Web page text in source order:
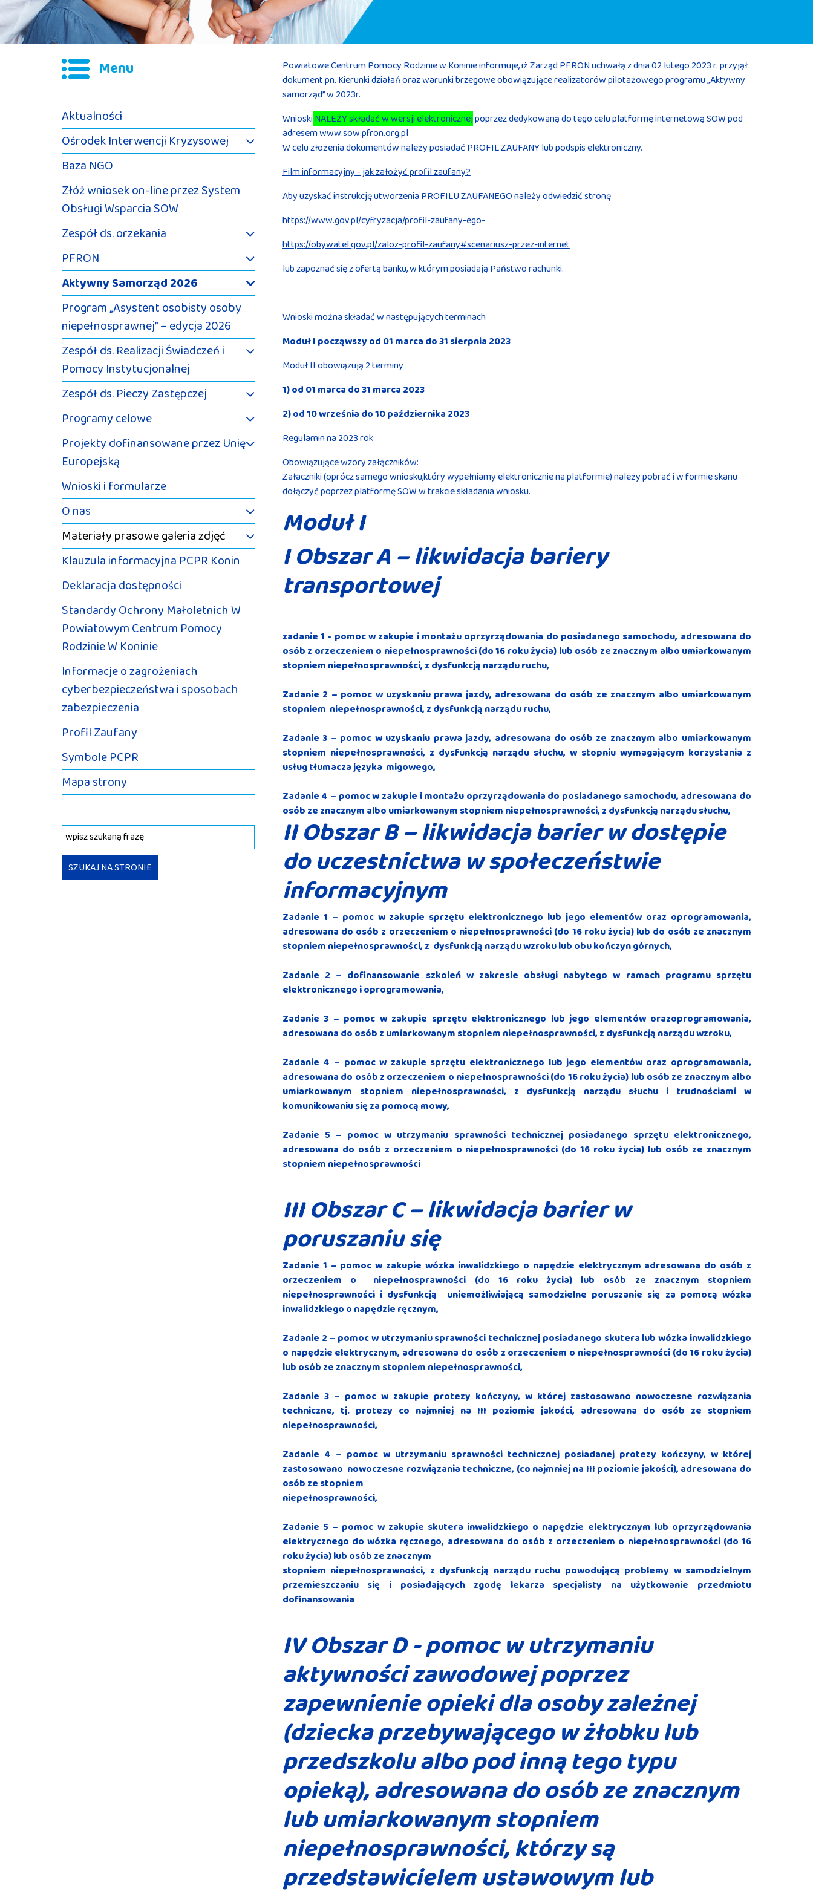
Menu
Aktualności
Ośrodek Interwencji Kryzysowej
Baza NGO
Złóż wniosek on-line przez System
Obsługi Wsparcia SOW
Zespół ds. orzekania
PFRON
Aktywny Samorząd 2026
Program „Asystent osobisty osoby
niepełnosprawnej” – edycja 2026
Zespół ds. Realizacji Świadczeń i
Pomocy Instytucjonalnej
Zespół ds. Pieczy Zastępczej
Programy celowe
Projekty dofinansowane przez Unię
Europejską
Wnioski i formularze
O nas
Materiały prasowe galeria zdjęć
Klauzula informacyjna PCPR Konin
Deklaracja dostępności
Standardy Ochrony Małoletnich W
Powiatowym Centrum Pomocy
Rodzinie W Koninie
Informacje o zagrożeniach
cyberbezpieczeństwa i sposobach
zabezpieczenia
Profil Zaufany
Symbole PCPR
Mapa strony
Wyszukiwana fraza
SZUKAJ NA STRONIE
Powiatowe Centrum Pomocy Rodzinie w Koninie informuje, iż Zarząd PFRON uchwałą z dnia 02 lutego 2023 r. przyjął
dokument pn. Kierunki działań oraz warunki brzegowe obowiązujące realizatorów pilotażowego programu „Aktywny
samorząd” w 2023r.
WnioskiNALEŻY składać w wersji elektronicznejpoprzez dedykowaną do tego celu platformę internetową SOW pod
adresemwww.sow.pfron.org.pl
W celu złożenia dokumentów należy posiadać PROFIL ZAUFANY lub podspis elektroniczny.
Film informacyjny - jak założyć profil zaufany?
Aby uzyskać instrukcję utworzenia PROFILU ZAUFANEGO należy odwiedzić stronę
https://www.gov.pl/cyfryzacja/profil-zaufany-ego-
https://obywatel.gov.pl/zaloz-profil-zaufany#scenariusz-przez-internet
lub zapoznać się z ofertą banku, w którym posiadają Państwo rachunki.
Wnioski można składać w następujących terminach
Moduł I począwszy od 01 marca do 31 sierpnia 2023
Moduł II obowiązują 2 terminy
1) od 01 marca do 31 marca 2023
2) od 10 września do 10 października 2023
Regulamin na 2023 rok
Obowiązujące wzory załączników:
Załaczniki (oprócz samego wniosku,który wypełniamy elektronicznie na platformie) należy pobrać i w formie skanu
dołączyć poprzez platformę SOW w trakcie składania wniosku.
Moduł I
I Obszar A – likwidacja bariery
transportowej
zadanie 1 - pomoc w zakupie i montażu oprzyrządowania do posiadanego samochodu, adresowana do
osób z orzeczeniem o niepełnosprawności (do 16 roku życia) lub osób ze znacznym albo umiarkowanym
stopniem niepełnosprawności, z dysfunkcją narządu ruchu,
Zadanie 2 – pomoc w uzyskaniu prawa jazdy, adresowana do osób ze znacznym albo umiarkowanym
stopniem niepełnosprawności, z dysfunkcją narządu ruchu,
Zadanie 3 – pomoc w uzyskaniu prawa jazdy, adresowana do osób ze znacznym albo umiarkowanym
stopniem niepełnosprawności, z dysfunkcją narządu słuchu, w stopniu wymagającym korzystania z
usług tłumacza języka migowego,
Zadanie 4 – pomoc w zakupie i montażu oprzyrządowania do posiadanego samochodu, adresowana do
osób ze znacznym albo umiarkowanym stopniem niepełnosprawności, z dysfunkcją narządu słuchu,
II Obszar B – likwidacja barier w dostępie
do uczestnictwa w społeczeństwie
informacyjnym
Zadanie 1 – pomoc w zakupie sprzętu elektronicznego lub jego elementów oraz oprogramowania,
adresowana do osób z orzeczeniem o niepełnosprawności (do 16 roku życia) lub do osób ze znacznym
stopniem niepełnosprawności, z dysfunkcją narządu wzroku lub obu kończyn górnych,
Zadanie 2 – dofinansowanie szkoleń w zakresie obsługi nabytego w ramach programu sprzętu
elektronicznego i oprogramowania,
Zadanie 3 – pomoc w zakupie sprzętu elektronicznego lub jego elementów orazoprogramowania,
adresowana do osób z umiarkowanym stopniem niepełnosprawności, z dysfunkcją narządu wzroku,
Zadanie 4 – pomoc w zakupie sprzętu elektronicznego lub jego elementów oraz oprogramowania,
adresowana do osób z orzeczeniem o niepełnosprawności (do 16 roku życia) lub osób ze znacznym albo
umiarkowanym stopniem niepełnosprawności, z dysfunkcją narządu słuchu i trudnościami w
komunikowaniu się za pomocą mowy,
Zadanie 5 – pomoc w utrzymaniu sprawności technicznej posiadanego sprzętu elektronicznego,
adresowana do osób z orzeczeniem o niepełnosprawności (do 16 roku życia) lub osób ze znacznym
stopniem niepełnosprawności
III Obszar C – likwidacja barier w
poruszaniu się
Zadanie 1 – pomoc w zakupie wózka inwalidzkiego o napędzie elektrycznym adresowana do osób z
orzeczeniem o niepełnosprawności (do 16 roku życia) lub osób ze znacznym stopniem
niepełnosprawności i dysfunkcją uniemożliwiającą samodzielne poruszanie się za pomocą wózka
inwalidzkiego o napędzie ręcznym,
Zadanie 2 – pomoc w utrzymaniu sprawności technicznej posiadanego skutera lub wózka inwalidzkiego
o napędzie elektrycznym, adresowana do osób z orzeczeniem o niepełnosprawności (do 16 roku życia)
lub osób ze znacznym stopniem niepełnosprawności,
Zadanie 3 – pomoc w zakupie protezy kończyny, w której zastosowano nowoczesne rozwiązania
techniczne, tj. protezy co najmniej na III poziomie jakości, adresowana do osób ze stopniem
niepełnosprawności,
Zadanie 4 – pomoc w utrzymaniu sprawności technicznej posiadanej protezy kończyny, w której
zastosowano nowoczesne rozwiązania techniczne, (co najmniej na III poziomie jakości), adresowana do
osób ze stopniem
niepełnosprawności,
Zadanie 5 – pomoc w zakupie skutera inwalidzkiego o napędzie elektrycznym lub oprzyrządowania
elektrycznego do wózka ręcznego, adresowana do osób z orzeczeniem o niepełnosprawności (do 16
roku życia) lub osób ze znacznym
stopniem niepełnosprawności, z dysfunkcją narządu ruchu powodującą problemy w samodzielnym
przemieszczaniu się i posiadających zgodę lekarza specjalisty na użytkowanie przedmiotu
dofinansowania
IV Obszar D - pomoc w utrzymaniu
aktywności zawodowej poprzez
zapewnienie opieki dla osoby zależnej
(dziecka przebywającego w żłobku lub
przedszkolu albo pod inną tego typu
opieką), adresowana do osób ze znacznym
lub umiarkowanym stopniem
niepełnosprawności, którzy są
przedstawicielem ustawowym lub